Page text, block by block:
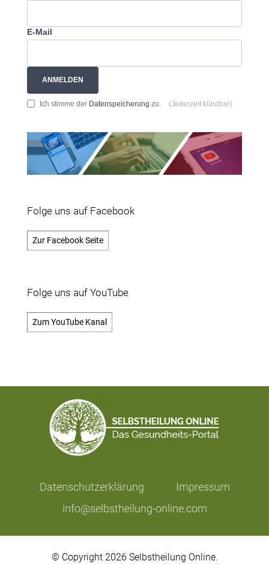
E-Mail
ANMELDEN
Ich stimme der Datenspeicherung zu. (Jederzeit kündbar)
Folge uns auf Facebook
Zur Facebook Seite
Folge uns auf YouTube
Zum YouTube Kanal
Datenschutzerklärung
Impressum
info@selbstheilung-online.com
© Copyright 2026 Selbstheilung Online.